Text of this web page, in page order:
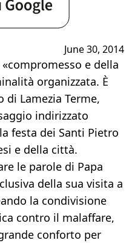
June 30, 2014
e della
organizzata. È
di Lamezia Terme,
indirizzato
festa dei Santi Pietro
e della città.
le parole di Papa
della sua visita a
la condivisione
contro il malaffare,
conforto per